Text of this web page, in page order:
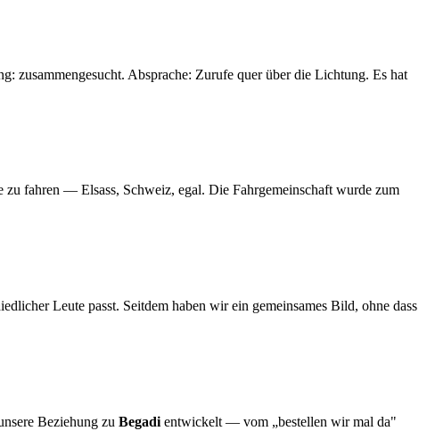
zusammengesucht. Absprache: Zurufe quer über die Lichtung. Es hat
zu fahren — Elsass, Schweiz, egal. Die Fahrgemeinschaft wurde zum
Leute passt. Seitdem haben wir ein gemeinsames Bild, ohne dass
Beziehung zu Begadi entwickelt — vom „bestellen wir mal da"